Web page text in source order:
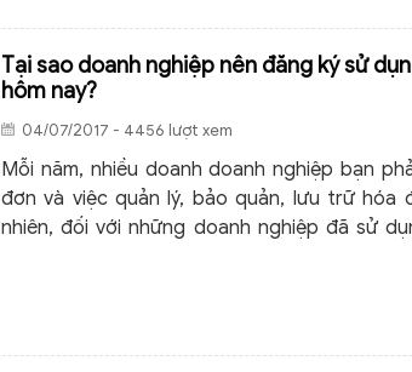
Tại sao doanh nghiệp nên đăng ký sử
hôm nay?
04/07/2017 - 4456 lượt xem
Mỗi năm, nhiều doanh doanh nghiệp bạn
đơn và việc quản lý, bảo quản, lưu trữ hóa
nhiên, đối với những doanh nghiệp đã sử